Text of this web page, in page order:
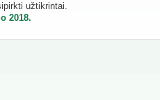
užtikrintai.
2018.